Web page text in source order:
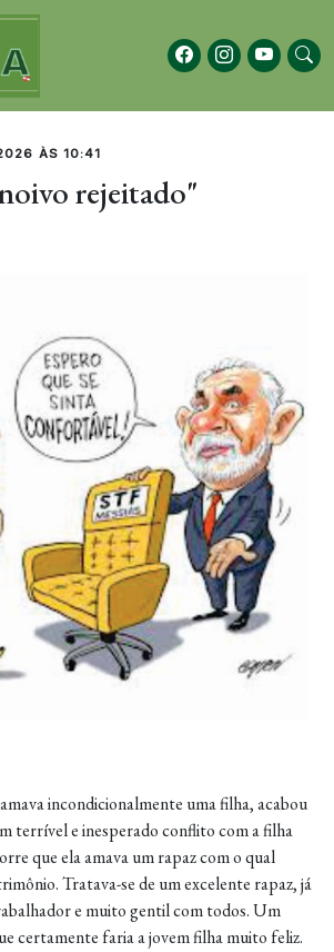
ÀS 10:41
rejeitado"
incondicionalmente uma filha, acabou
terrível e inesperado conflito com a filha
que ela amava um rapaz com o qual
Tratava-se de um excelente rapaz, já
e muito gentil com todos. Um
certamente faria a jovem filha muito feliz.